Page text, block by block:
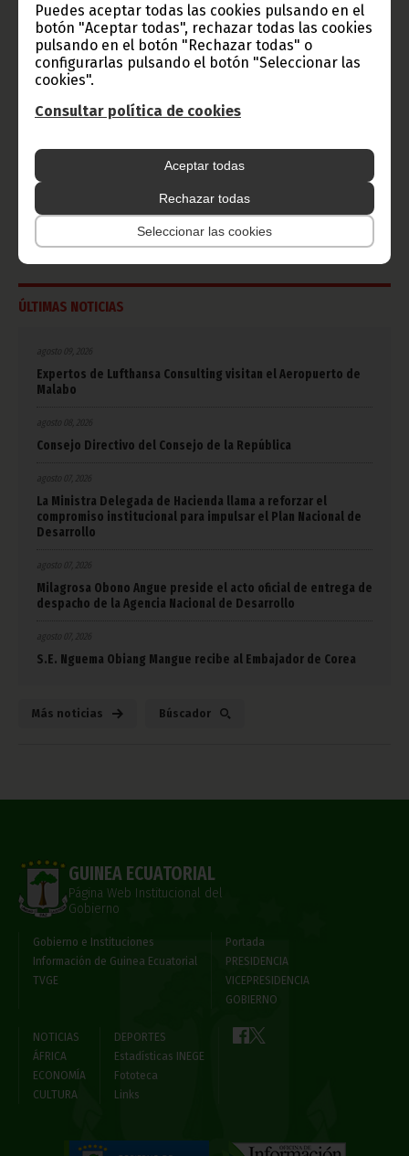
Puedes aceptar todas las cookies pulsando en el
botón "Aceptar todas", rechazar todas las cookies
pulsando en el botón "Rechazar todas" o
configurarlas pulsando el botón "Seleccionar las
cookies".
Consultar política de cookies
Aceptar todas
Rechazar todas
Seleccionar las cookies
CATEGORÍAS
Noticias
África
Deportes Vicepresidencia
COVID-19 Cultura
Economía
CongresoPDGE FIJA Bielorrusia
Consejo de la república CAN 2025 Defensor del pueblo
ÚLTIMAS NOTICIAS
agosto 09, 2026
Expertos de Lufthansa Consulting visitan el Aeropuerto de
Malabo
Consejo Directivo del Consejo de la República
agosto 07, 2026
La Ministra Delegada de Hacienda llama a reforzar el
compromiso institucional para impulsar el Plan Nacional de
Desarrollo
agosto 07, 2026
Milagrosa Obono Angue preside el acto oficial de entrega de
despacho de la Agencia Nacional de Desarrollo
agosto 07, 2026
S.E. Nguema Obiang Mangue recibe al Embajador de Corea
Más noticias Búscador
GUINEA ECUATORIAL
Página Web Institucional del
Gobierno
Gobierno e Instituciones
Información de Guinea Ecuatorial
TVGE
Portada
PRESIDENCIA
VICEPRESIDENCIA
GOBIERNO
NOTICIAS
ÁFRICA
ECONOMÍA
CULTURA
DEPORTES
Estadísticas INEGE
Fototeca
Links